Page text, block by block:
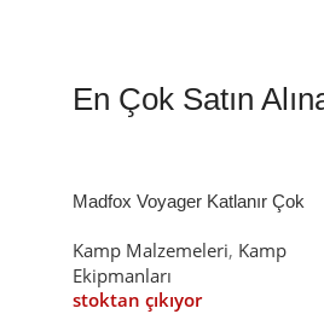
En Çok Satın
Madfox Voyager Katlanır Çok
BLACK
Kamp Malzemeleri, Kamp
Ekipmanları
stoktan çıkıyor